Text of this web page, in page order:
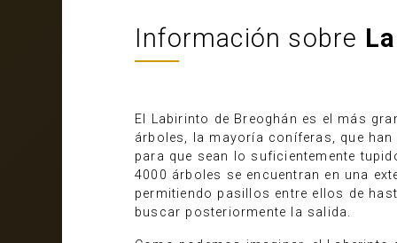
Información sobre
El Labirinto de Breoghán es el más
árboles, la mayoría coníferas, que
para que sean lo suficientemente
4000 árboles se encuentran en una
permitiendo pasillos entre ellos de
buscar posteriormente la salida.